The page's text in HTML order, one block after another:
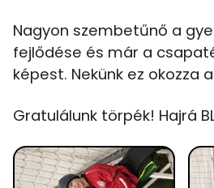
Nagyon szembetűnő a
fejlődése és már a
képest. Nekünk ez okozza
Gratulálunk törpék! Hajrá